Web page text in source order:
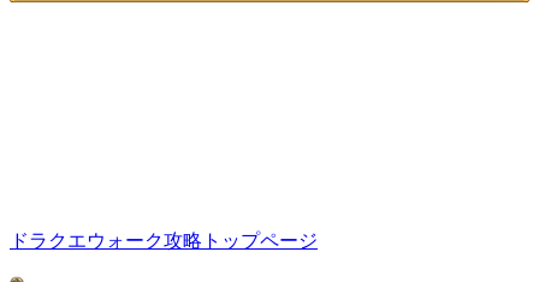
ドラクエウォーク攻略トップページ